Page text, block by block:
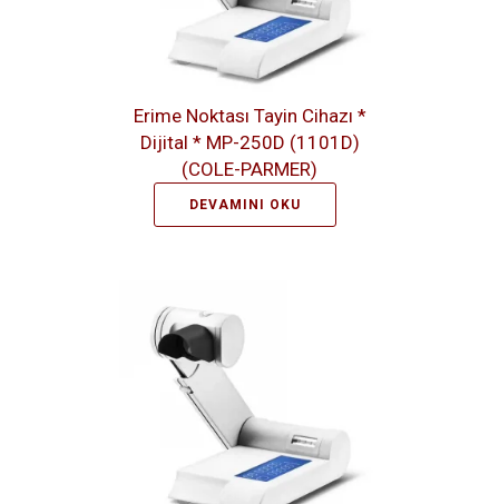
Erime Noktası Tayin Cihazı *
Dijital * MP-250D (1101D)
(COLE-PARMER)
DEVAMINI OKU